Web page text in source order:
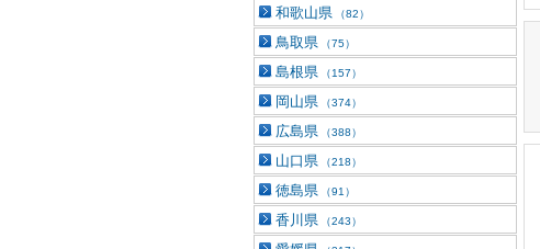
和歌山県 （82）
鳥取県 （75）
島根県 （157）
岡山県 （374）
広島県 （388）
山口県 （218）
徳島県 （91）
香川県 （243）